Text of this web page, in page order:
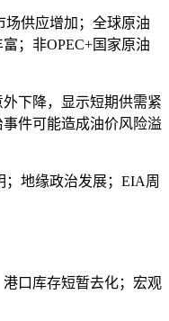
场供应增加；全球原油
；非OPEC+国家原油
下降，显示短期供需紧
件可能造成油价风险溢
；地缘政治发展；EIA周
口库存短暂去化；宏观